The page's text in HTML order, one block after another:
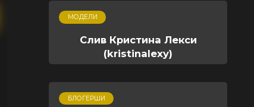
МОДЕЛИ
Слив Кристина Лекси
(kristinalexy)
БЛОГЕРШИ